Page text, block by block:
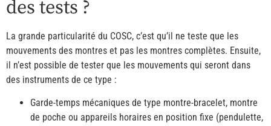
des tests ?
La grande particularité du COSC, c’est qu’il ne teste que les
mouvements des montres et pas les montres complètes. Ensuite,
il n’est possible de tester que les mouvements qui seront dans
des instruments de ce type :
Garde-temps mécaniques de type montre-bracelet, montre
de poche ou appareils horaires en position fixe (pendulette,